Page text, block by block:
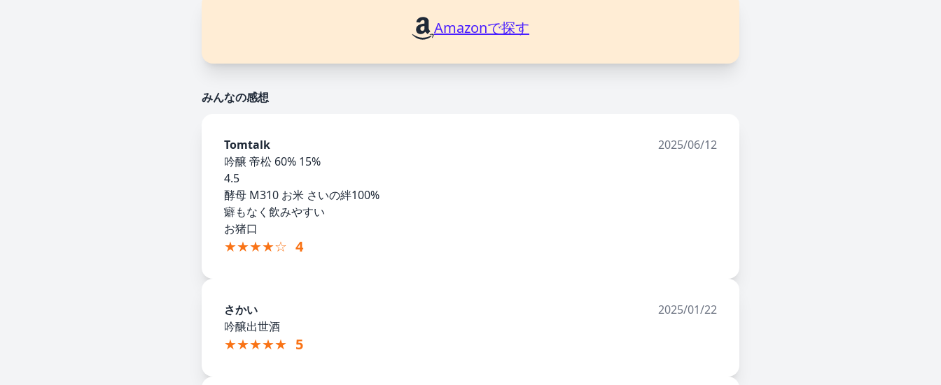
Amazonで探す
みんなの感想
Tomtalk
2025/06/12
吟醸 帝松 60% 15%
4.5
酵母 M310 お米 さいの絆100%
癖もなく飲みやすい
お猪口
★★★★☆ 4
さかい
2025/01/22
吟醸出世酒
★★★★★ 5